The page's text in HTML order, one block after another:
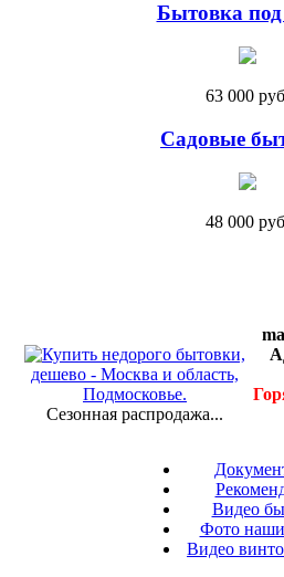
Бытовка
63 000
Садовые
48 000
Сезонная распродажа...
Видео
Фото
Видео